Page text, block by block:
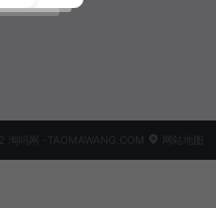
淘吗网 -TAOMAWANG.COM 网站地图